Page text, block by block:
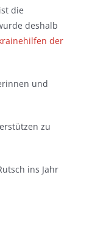
die
deshalb
der
und
zu
ins Jahr